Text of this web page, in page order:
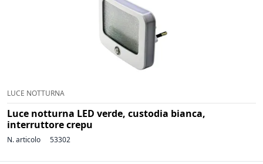
LUCE NOTTURNA
Luce notturna LED verde, custodia bianca,
interruttore crepu
N. articolo 53302